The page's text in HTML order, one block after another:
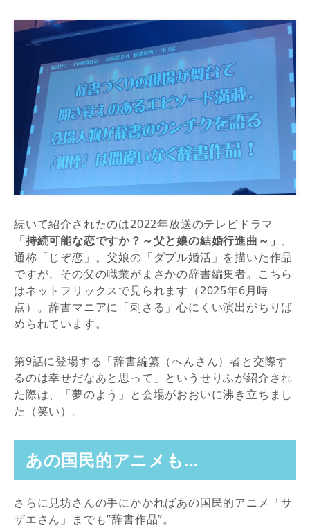
続いて紹介されたのは2022年放送のテレビドラマ
「持続可能な恋ですか？～父と娘の結婚行進曲～」 、
通称「じぞ恋」。父娘の「ダブル婚活」を描いた作品
ですが、その父の職業がまさかの辞書編集者。こちら
はネットフリックスで見られます（2025年6月時
点）。辞書マニアに「刺さる」心にくい演出がちりば
められています。
第9話に登場する「辞書編纂（へんさん）者と交際す
るのは幸せだなあと思って」というせりふが紹介され
た際は、「夢のよう」と会場がおおいに沸き立ちまし
た（笑い）。
あの国民的アニメも…
さらに見坊さんの手にかかればあの国民的アニメ「サ
ザエさん」までも”辞書作品”。